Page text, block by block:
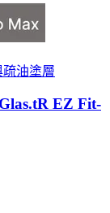
油塗層
EZ Fit-